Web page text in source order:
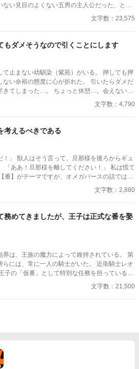
ない見目のよくない五男の主人公だった、とい
文字数：23,575
もダメそうなので引くことにします
て止まない幼馴染（紫苑）がいる。 押しても押
裕の態度に心が折れた。 引いたらダメだ
きてしまった…。 ちょっと休憩…。会えないと
と言ったからには自分からいけない…
文字数：4,790
考えるべきである
後ろからギュ
る世界です。獣人が出てきます。同性婚も認め
文字数：2,880
務めてきましたが、王子は正式な番を娶
は、王族の魔力によって維持されている。 第
らには、常に一人の騎士がいた。 近衛騎士レオ
子の「仮番」として特別な任務を担っている。
国の王女との正式な番契約が決まってしまっ
文字数：21,500